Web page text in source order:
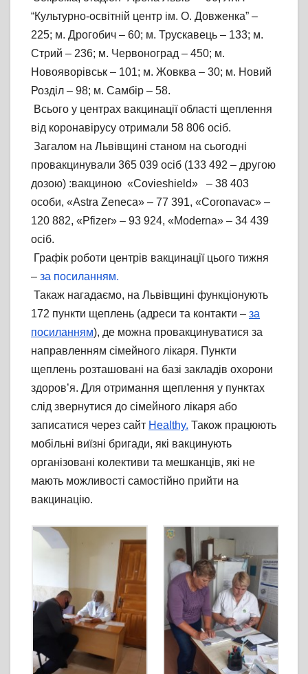
“Культурно-освітній центр ім. О. Довженка” –
225; м. Дрогобич – 60; м. Трускавець – 133; м.
Стрий – 236; м. Червоноград – 450; м.
Новояворівськ – 101; м. Жовква – 30; м. Новий
Розділ – 98; м. Самбір – 58.
Всього у центрах вакцинації області щеплення
від коронавірусу отримали 58 806 осіб.
Загалом на Львівщині станом на сьогодні
провакцинували 365 039 осіб (133 492 – другою
дозою) :вакциною «Covieshield» – 38 403
особи, «Astra Zeneca» – 77 391, «Coronavac» –
120 882, «Pfizer» – 93 924, «Moderna» – 34 439
осіб.
Графік роботи центрів вакцинації цього тижня
– за посиланням.
Такаж нагадаємо, на Львівщині функціонують
172 пункти щеплень (адреси та контакти – за
посиланням), де можна провакцинуватися за
направленням сімейного лікаря. Пункти
щеплень розташовані на базі закладів охорони
здоров’я. Для отримання щеплення у пунктах
слід звернутися до сімейного лікаря або
записатися через сайт Healthy. Також працюють
мобільні виїзні бригади, які вакцинують
організовані колективи та мешканців, які не
мають можливості самостійно прийти на
вакцинацію.